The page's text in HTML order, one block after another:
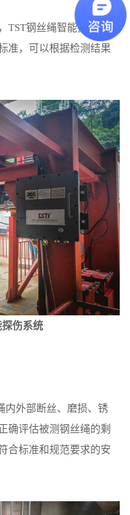
钢丝绳智能探伤系统
准，可以根据检测结果
伤系统
外部断丝、磨损、锈
确评估被测钢丝绳的剩
合标准和规范要求的安